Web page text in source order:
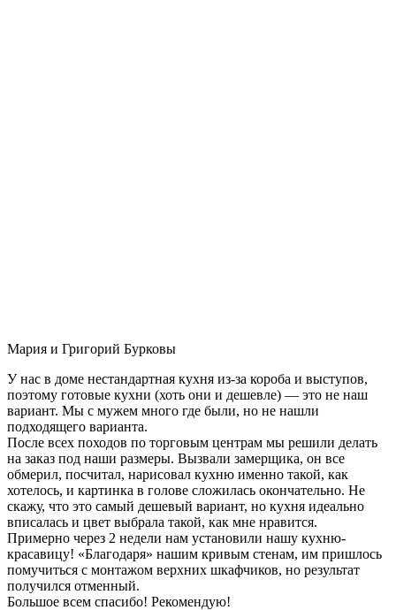
Мария и Григорий Бурковы
У нас в доме нестандартная кухня из-за короба и выступов,
поэтому готовые кухни (хоть они и дешевле) — это не наш
вариант. Мы с мужем много где были, но не нашли
подходящего варианта.
После всех походов по торговым центрам мы решили делать
на заказ под наши размеры. Вызвали замерщика, он все
обмерил, посчитал, нарисовал кухню именно такой, как
хотелось, и картинка в голове сложилась окончательно. Не
скажу, что это самый дешевый вариант, но кухня идеально
вписалась и цвет выбрала такой, как мне нравится.
Примерно через 2 недели нам установили нашу кухню-
красавицу! «Благодаря» нашим кривым стенам, им пришлось
помучиться с монтажом верхних шкафчиков, но результат
получился отменный.
Большое всем спасибо! Рекомендую!